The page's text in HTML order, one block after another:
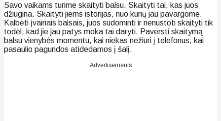
Savo vaikams turime skaityti balsu. Skaityti tai, kas juos
džiugina. Skaityti jiems istorijas, nuo kurių jau pavargome.
Kalbėti įvairiais balsais, juos sudominti ir nenustoti skaityti tik
todėl, kad jie jau patys moka tai daryti. Paversti skaitymą
balsu vienybės momentu, kai niekas nežiūri į telefonus, kai
pasaulio pagundos atidedamos į šalį.
Advertisements